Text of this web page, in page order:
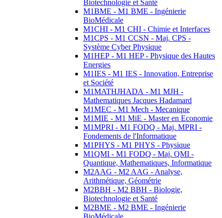
Biotechnologie et Santé
M1BME - M1 BME - Ingénierie
BioMédicale
M1CHI - M1 CHI - Chimie et Interfaces
M1CPS - M1 CCSN - Maj. CPS -
Système Cyber Physique
M1HEP - M1 HEP - Physique des Hautes
Energies
M1IES - M1 IES - Innovation, Entreprise
et Société
M1MATHJHADA - M1 MJH -
Mathematiques Jacques Hadamard
M1MEC - M1 Mech - Mecanique
M1MIE - M1 MiE - Master en Economie
M1MPRI - M1 FODQ - Maj. MPRI -
Fondements de l'Informatique
M1PHYS - M1 PHYS - Physique
M1QMI - M1 FODQ - Maj. QMI -
Quantique, Mathematiques, Informatique
M2AAG - M2 AAG - Analyse,
Arithmétique, Géométrie
M2BBH - M2 BBH - Biologie,
Biotechnologie et Santé
M2BME - M2 BME - Ingénierie
BioMédicale